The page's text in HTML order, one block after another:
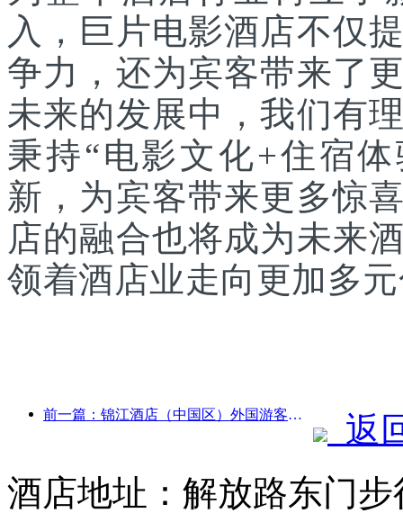
入，巨片电影酒店不仅
争力，还为宾客带来了
未来的发展中，我们有
秉持“电影文化+住宿
新，为宾客带来更多惊
店的融合也将成为未来
领着酒店业走向更加多
前一篇：锦江酒店（中国区）外国游客接待量同比增长超9倍
返
酒店地址：解放路东门